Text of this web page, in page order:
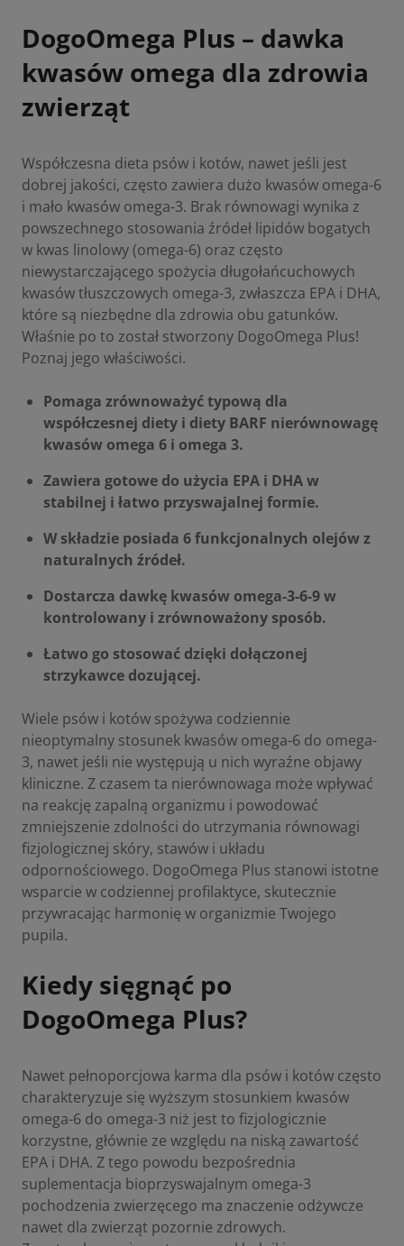
DogoOmega Plus – dawka
kwasów omega dla zdrowia
zwierząt
Współczesna dieta psów i kotów, nawet jeśli jest
dobrej jakości, często zawiera dużo kwasów omega-6
i mało kwasów omega-3. Brak równowagi wynika z
powszechnego stosowania źródeł lipidów bogatych
w kwas linolowy (omega-6) oraz często
niewystarczającego spożycia długołańcuchowych
kwasów tłuszczowych omega-3, zwłaszcza EPA i DHA,
które są niezbędne dla zdrowia obu gatunków.
Właśnie po to został stworzony DogoOmega Plus!
Poznaj jego właściwości.
Pomaga zrównoważyć typową dla
współczesnej diety i diety BARF nierównowagę
kwasów omega 6 i omega 3.
Zawiera gotowe do użycia EPA i DHA w
stabilnej i łatwo przyswajalnej formie.
W składzie posiada 6 funkcjonalnych olejów z
naturalnych źródeł.
Dostarcza dawkę kwasów omega-3-6-9 w
kontrolowany i zrównoważony sposób.
Łatwo go stosować dzięki dołączonej
strzykawce dozującej.
Wiele psów i kotów spożywa codziennie
nieoptymalny stosunek kwasów omega-6 do omega-
3, nawet jeśli nie występują u nich wyraźne objawy
kliniczne. Z czasem ta nierównowaga może wpływać
na reakcję zapalną organizmu i powodować
zmniejszenie zdolności do utrzymania równowagi
fizjologicznej skóry, stawów i układu
odpornościowego. DogoOmega Plus stanowi istotne
wsparcie w codziennej profilaktyce, skutecznie
przywracając harmonię w organizmie Twojego
pupila.
Kiedy sięgnąć po
DogoOmega Plus?
Nawet pełnoporcjowa karma dla psów i kotów często
charakteryzuje się wyższym stosunkiem kwasów
omega-6 do omega-3 niż jest to fizjologicznie
korzystne, głównie ze względu na niską zawartość
EPA i DHA. Z tego powodu bezpośrednia
suplementacja bioprzyswajalnym omega-3
pochodzenia zwierzęcego ma znaczenie odżywcze
nawet dla zwierząt pozornie zdrowych.